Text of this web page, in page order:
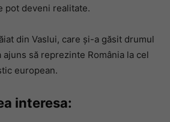
pot deveni realitate.
din Vaslui, care și-a găsit drumul
să reprezinte România la cel
european.
interesa: